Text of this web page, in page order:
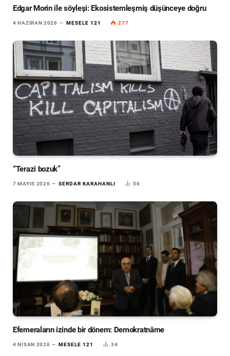
Edgar Morin ile söyleşi: Ekosistemleşmiş düşünceye doğru
4 HAZIRAN 2026 MESELE 121 277
“Terazi bozuk”
7 MAYIS 2026 SERDAR KARAHANLI 56
Efemeraların izinde bir dönem: Demokratnâme
4 NISAN 2026 MESELE 121 34